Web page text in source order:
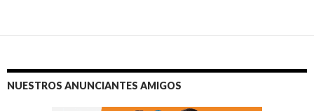
NUESTROS ANUNCIANTES AMIGOS